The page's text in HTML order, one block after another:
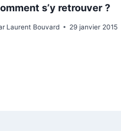
s’y retrouver ?
Laurent Bouvard 29 janvier 2015